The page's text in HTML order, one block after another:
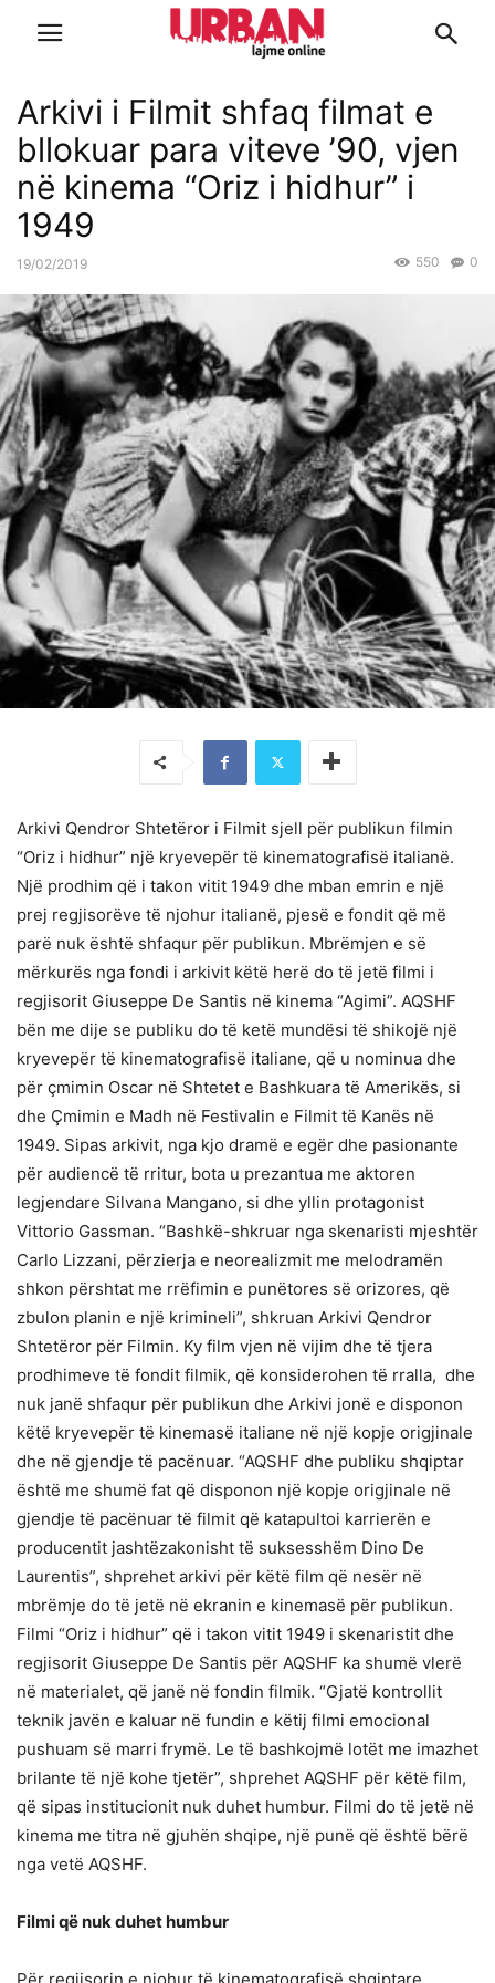
Arkivi i Filmit shfaq filmat e
bllokuar para viteve ’90, vjen
në kinema “Oriz i hidhur” i
1949
19/02/2019 0
550
Arkivi Qendror Shtetëror i Filmit sjell për publikun filmin
“Oriz i hidhur” një kryevepër të kinematografisë italianë.
Një prodhim që i takon vitit 1949 dhe mban emrin e një
prej regjisorëve të njohur italianë, pjesë e fondit që më
parë nuk është shfaqur për publikun. Mbrëmjen e së
mërkurës nga fondi i arkivit këtë herë do të jetë filmi i
regjisorit Giuseppe De Santis në kinema “Agimi”. AQSHF
bën me dije se publiku do të ketë mundësi të shikojë një
kryevepër të kinematografisë italiane, që u nominua dhe
për çmimin Oscar në Shtetet e Bashkuara të Amerikës, si
dhe Çmimin e Madh në Festivalin e Filmit të Kanës në
1949. Sipas arkivit, nga kjo dramë e egër dhe pasionante
për audiencë të rritur, bota u prezantua me aktoren
legjendare Silvana Mangano, si dhe yllin protagonist
Vittorio Gassman. “Bashkë-shkruar nga skenaristi mjeshtër
Carlo Lizzani, përzierja e neorealizmit me melodramën
shkon përshtat me rrëfimin e punëtores së orizores, që
zbulon planin e një krimineli”, shkruan Arkivi Qendror
Shtetëror për Filmin. Ky film vjen në vijim dhe të tjera
prodhimeve të fondit filmik, që konsiderohen të rralla, dhe
nuk janë shfaqur për publikun dhe Arkivi jonë e disponon
këtë kryevepër të kinemasë italiane në një kopje origjinale
dhe në gjendje të pacënuar. “AQSHF dhe publiku shqiptar
është me shumë fat që disponon një kopje origjinale në
gjendje të pacënuar të filmit që katapultoi karrierën e
producentit jashtëzakonisht të suksesshëm Dino De
Laurentis”, shprehet arkivi për këtë film që nesër në
mbrëmje do të jetë në ekranin e kinemasë për publikun.
Filmi “Oriz i hidhur” që i takon vitit 1949 i skenaristit dhe
regjisorit Giuseppe De Santis për AQSHF ka shumë vlerë
në materialet, që janë në fondin filmik. “Gjatë kontrollit
teknik javën e kaluar në fundin e këtij filmi emocional
pushuam së marri frymë. Le të bashkojmë lotët me imazhet
brilante të një kohe tjetër”, shprehet AQSHF për këtë film,
që sipas institucionit nuk duhet humbur. Filmi do të jetë në
kinema me titra në gjuhën shqipe, një punë që është bërë
nga vetë AQSHF.
Filmi që nuk duhet humbur
Për regjisorin e njohur të kinematografisë shqiptare